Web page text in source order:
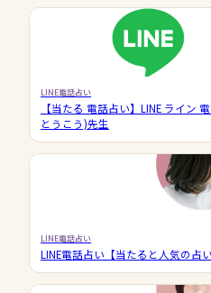
LINE電話占い
【当たる 電話占い】LINE ライン
とうこう)先生
LINE電話占い
LINE電話占い【当たると人気の占